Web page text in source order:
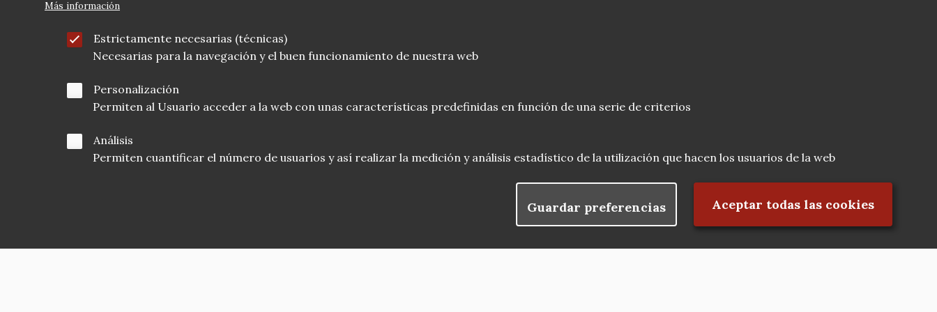
Más información
Estrictamente necesarias (técnicas)
Necesarias para la navegación y el buen funcionamiento de nuestra web
Personalización
Permiten al Usuario acceder a la web con unas características predefinidas en función de una serie de criterios
Análisis
Permiten cuantificar el número de usuarios y así realizar la medición y análisis estadístico de la utilización que hacen los usuarios de la web
Guardar preferencias Aceptar todas las cookies
Rechazar el consentimiento